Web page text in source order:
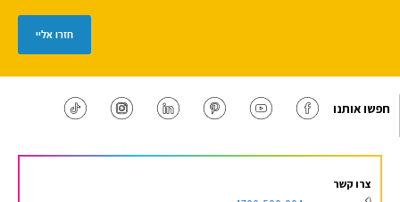
חזרו אליי
חפשו אותנו
צרו קשר